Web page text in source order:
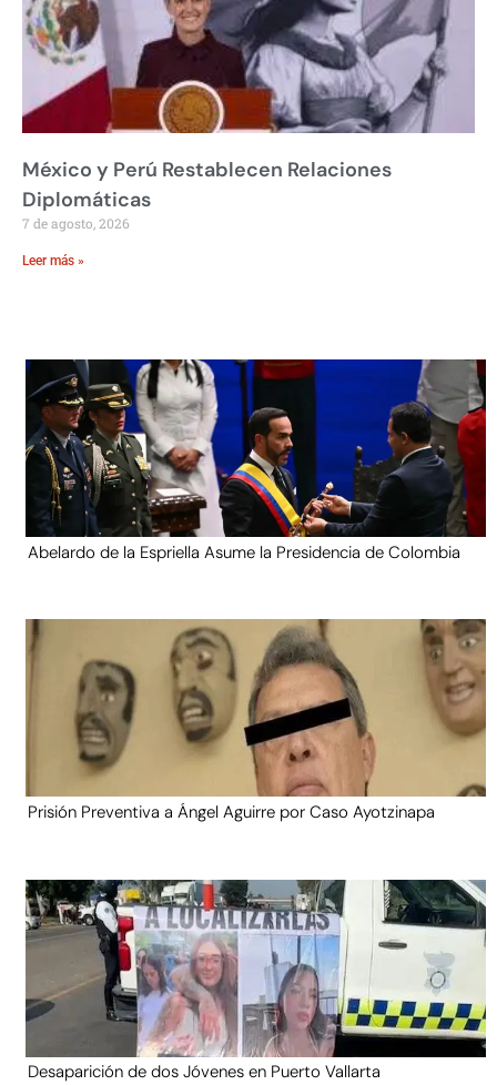
México y Perú Restablecen Relaciones
Diplomáticas
7 de agosto, 2026
Leer más »
Abelardo de la Espriella Asume la Presidencia de Colombia
Prisión Preventiva a Ángel Aguirre por Caso Ayotzinapa
Desaparición de dos Jóvenes en Puerto Vallarta